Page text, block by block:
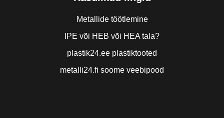
Metallide töötlemine
IPE või HEB või HEA tala?
plastik24.ee plastiktooted
metalli24.fi soome veebipood